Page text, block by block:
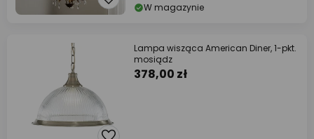
W magazynie
Lampa wisząca American Diner, 1-pkt.
mosiądz
378,00 zł